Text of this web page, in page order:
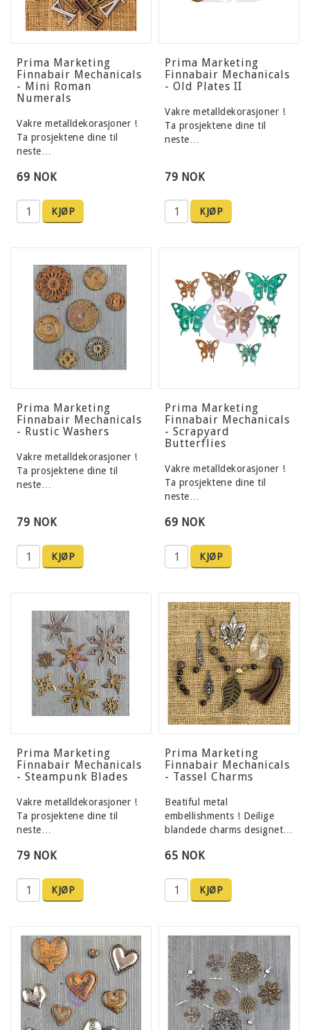
Prima Marketing
Finnabair Mechanicals
- Mini Roman
Numerals
Vakre metalldekorasjoner !
Ta prosjektene dine til
neste…
69 NOK
KJØP
Prima Marketing
Finnabair Mechanicals
- Old Plates II
Vakre metalldekorasjoner !
Ta prosjektene dine til
neste…
79 NOK
KJØP
Prima Marketing
Finnabair Mechanicals
- Rustic Washers
Vakre metalldekorasjoner !
Ta prosjektene dine til
neste…
79 NOK
KJØP
Prima Marketing
Finnabair Mechanicals
- Scrapyard
Butterflies
Vakre metalldekorasjoner !
Ta prosjektene dine til
neste…
69 NOK
KJØP
Prima Marketing
Finnabair Mechanicals
- Steampunk Blades
Vakre metalldekorasjoner !
Ta prosjektene dine til
neste…
79 NOK
KJØP
Prima Marketing
Finnabair Mechanicals
- Tassel Charms
Beatiful metal
embellishments ! Deilige
blandede charms designet…
65 NOK
KJØP